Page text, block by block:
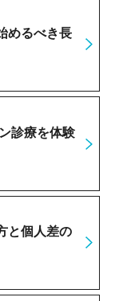
めるべき長
診療を体験
と個人差の